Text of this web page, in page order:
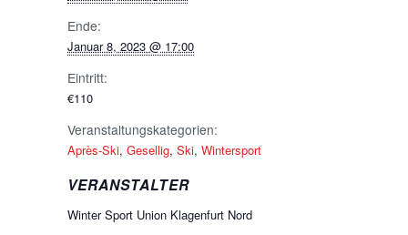
Ende:
Januar 8, 2023 @ 17:00
Eintritt:
€110
Veranstaltungskategorien:
Après-Ski, Gesellig, Ski, Wintersport
VERANSTALTER
Winter Sport Union Klagenfurt Nord